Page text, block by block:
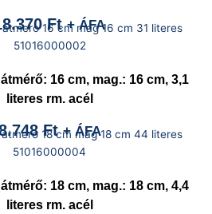
Ft + ÁFA
16 cm, mag.: 16 cm, 3,1
literes rm. acél
Ft + ÁFA
18 cm, mag.: 18 cm, 4,4
literes rm. acél